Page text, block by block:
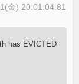
金) 20:01:04.81
has EVICTED